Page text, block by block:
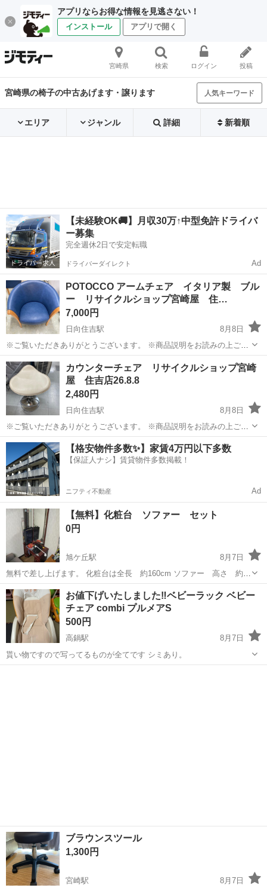
アプリならお得な情報を見逃さない！
インストール アプリで開く
宮崎県 検索 ログイン 投稿
宮崎県の椅子の中古あげます・譲ります 人気キーワード
エリア ジャンル 詳細 新着順
【未経験OK🚚】月収30万↑中型免許ドライバ
ー募集
完全週休2日で安定転職
ドライバーダイレクト Ad
POTOCCO アームチェア イタリア製 ブル
ー リサイクルショップ宮崎屋 住…
7,000円
日向住吉駅
8月8日
※ご覧いただきありがとうございます。 ※商品説明をお読みの上ご納
得の上でご購入お願い致します 。 こちらの商品は住吉店にございま
す。 商品名：POTOCCO アームチェア イタリア製 ブルー 状態：
中古 現状販売...
宮崎 宮崎市 日向住吉駅 アームチェア
カウンターチェア リサイクルショップ宮崎
屋 住吉店26.8.8
2,480円
日向住吉駅
8月8日
※ご覧いただきありがとうございます。 ※商品説明をお読みの上ご納
得の上でご購入お願い致します 。 こちらの商品は住吉店にございま
傷、使用感がござい...
宮崎 宮崎市 日向住吉駅 椅子 カウンター
【格安物件多数✨】家賃4万円以下多数
【保証人ナシ】賃貸物件多数掲載！
ニフティ不動産 Ad
【無料】化粧台 ソファー セット
0円
旭ケ丘駅
8月7日
無料で差し上げます。 化粧台は全長 約160cm ソファー 高さ 約
80cm 近々、処分予定です。
宮崎 延岡市 旭ケ丘駅 椅子
お値下げいたしました‼️ベビーラック ベビー
チェア combi プルメアS
500円
高鍋駅
8月7日
貰い物ですので写ってるものが全てです シミあり。
ブラウンスツール
1,300円
宮崎駅
8月7日